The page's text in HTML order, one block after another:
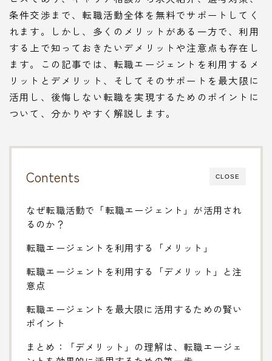
条件交渉まで、転職活動全体を無料でサポートしてく
れます。しかし、多くのメリットがある一方で、利用
する上で知っておきたいデメリットや注意点も存在し
ます。この記事では、転職エージェントを利用するメ
リットとデメリット、そしてそのサポートを最大限に
活用し、後悔しない転職を実現するためのポイントに
ついて、分かりやすく解説します。
CLOSE
Contents
なぜ転職活動で「転職エージェント」が活用され
るのか？
転職エージェントを利用する「メリット」
転職エージェントを利用する「デメリット」と注
意点
転職エージェントを最大限に活用するための賢い
ポイント
まとめ：「デメリット」の理解は、転職エージェ